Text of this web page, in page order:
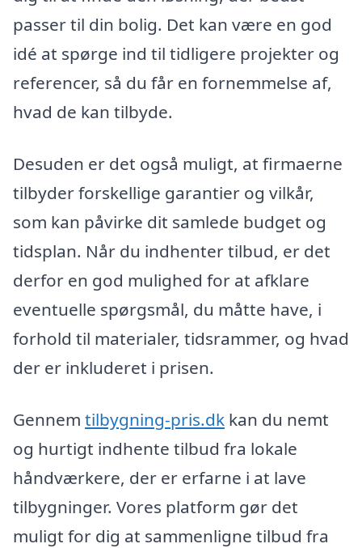
passer til din bolig. Det kan være en god
idé at spørge ind til tidligere projekter og
referencer, så du får en fornemmelse af,
hvad de kan tilbyde.
Desuden er det også muligt, at firmaerne
tilbyder forskellige garantier og vilkår,
som kan påvirke dit samlede budget og
tidsplan. Når du indhenter tilbud, er det
derfor en god mulighed for at afklare
eventuelle spørgsmål, du måtte have, i
forhold til materialer, tidsrammer, og hvad
der er inkluderet i prisen.
Gennem tilbygning-pris.dk kan du nemt
og hurtigt indhente tilbud fra lokale
håndværkere, der er erfarne i at lave
tilbygninger. Vores platform gør det
muligt for dig at sammenligne tilbud fra